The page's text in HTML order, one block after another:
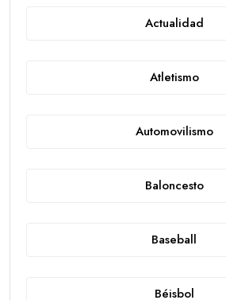
Actualidad
Atletismo
Automovilismo
Baloncesto
Baseball
Béisbol